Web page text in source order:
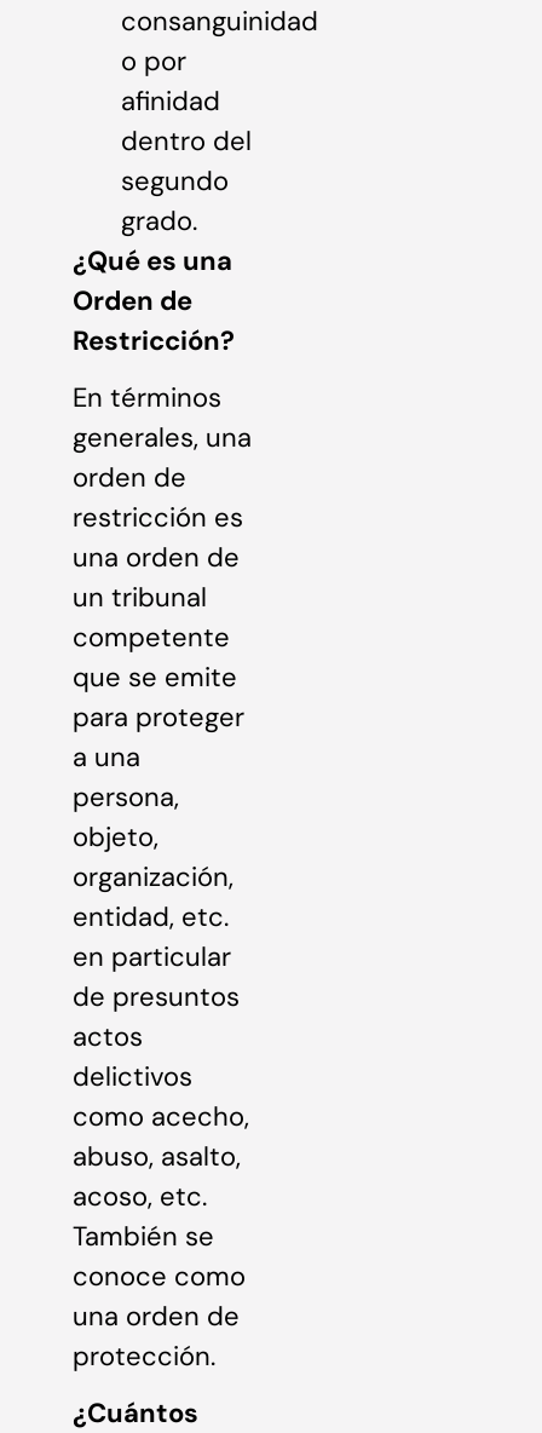
consanguinidad
o por
afinidad
dentro del
segundo
grado.
¿Qué es una
Orden de
Restricción?
En términos
generales, una
orden de
restricción es
una orden de
un tribunal
competente
que se emite
para proteger
a una
persona,
objeto,
organización,
entidad, etc.
en particular
de presuntos
actos
delictivos
como acecho,
abuso, asalto,
acoso, etc.
También se
conoce como
una orden de
protección.
¿Cuántos